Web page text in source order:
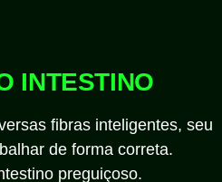
INTESTINO
fibras inteligentes, seu
de forma correta.
preguiçoso.